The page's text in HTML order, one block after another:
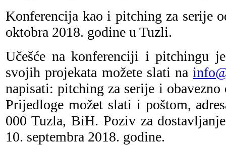
Konferencija kao i pitching za serije
oktobra 2018. godine u Tuzli.
Učešće na konferenciji i pitchingu
svojih projekata možete slati na
napisati: pitching za serije i
Prijedloge možet slati i poštom,
000 Tuzla, BiH. Poziv za
10. septembra 2018. godine.